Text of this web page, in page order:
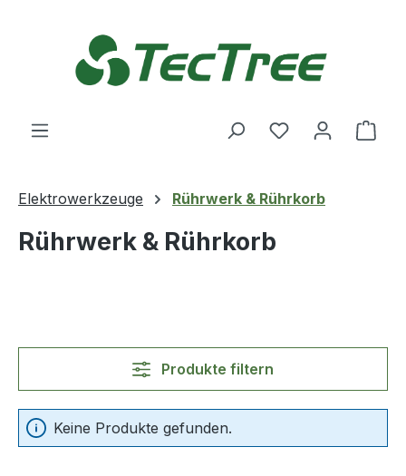
Du hast 0
Elektrowerkzeuge Rührwerk & Rührkorb
Rührwerk & Rührkorb
Produkte filtern
Keine Produkte gefunden.